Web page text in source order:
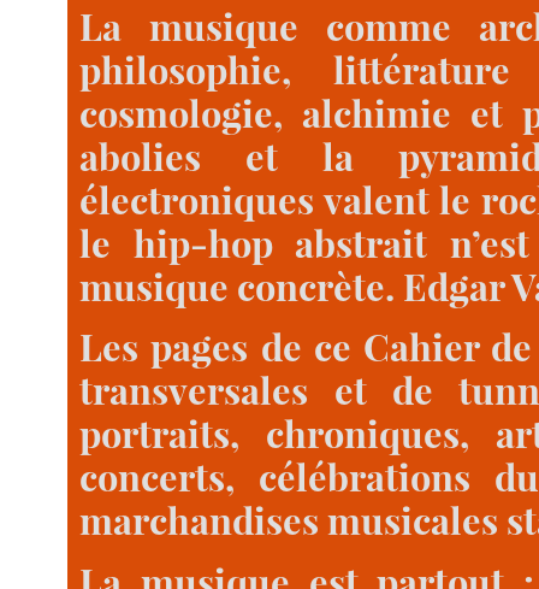
La musique comme
philosophie,
cosmologie, alchimie
abolies et la
électroniques valent le
le hip-hop abstrait
musique concrète. Edgar
Les pages de ce Cahier
transversales et de
portraits, chroniques,
concerts, célébrations
marchandises musicales